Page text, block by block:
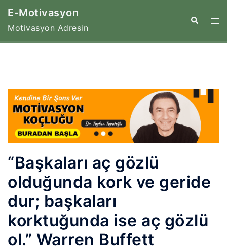
İçeriğe
E-Motivasyon
Motivasyon Adresin
Search
“Başkaları aç gözlü
olduğunda kork ve geride
dur; başkaları
korktuğunda ise aç gözlü
ol.” Warren Buffett